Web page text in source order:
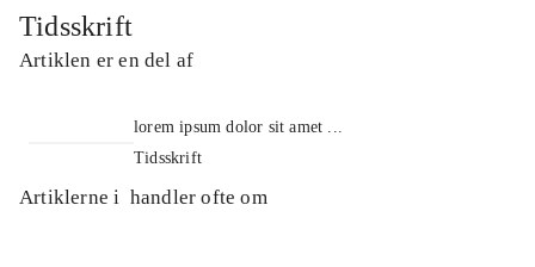
Tidsskrift
Artiklen er en del af
lorem ipsum dolor sit amet ...
Tidsskrift
Artiklerne i handler ofte om